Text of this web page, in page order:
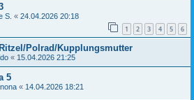
S. « 24.04.2026 20:18
1 2 3 4 5 6
Polrad/Kupplungsmutter
« 15.04.2026 21:25
5
« 14.04.2026 18:21